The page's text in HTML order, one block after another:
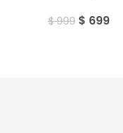
$999 $ 699